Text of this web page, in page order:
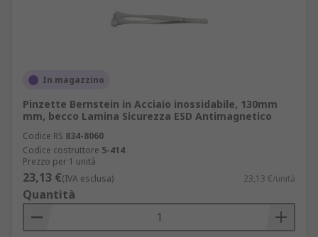
In magazzino
Pinzette Bernstein in Acciaio inossidabile, 130mm
mm, becco Lamina Sicurezza ESD Antimagnetico
Codice RS 834-8060
Codice costruttore 5-414
Prezzo per 1 unità
23,13 €(IVA esclusa) 23,13 €/unità
Quantità